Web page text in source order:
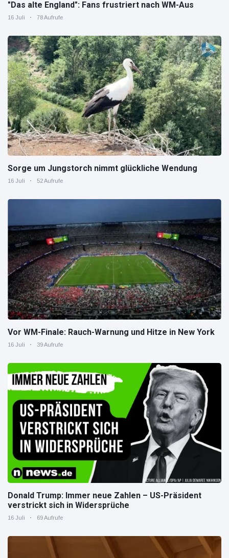
"Das alte England": Fans frustriert nach WM-Aus
16 Juli 78 Aufrufe
Sorge um Jungstorch nimmt glückliche Wendung
16 Juli 52 Aufrufe
Vor WM-Finale: Rauch-Warnung und Hitze in New York
16 Juli 39 Aufrufe
Donald Trump: Immer neue Zahlen – US-Präsident
verstrickt sich in Widersprüche
16 Juli 69 Aufrufe